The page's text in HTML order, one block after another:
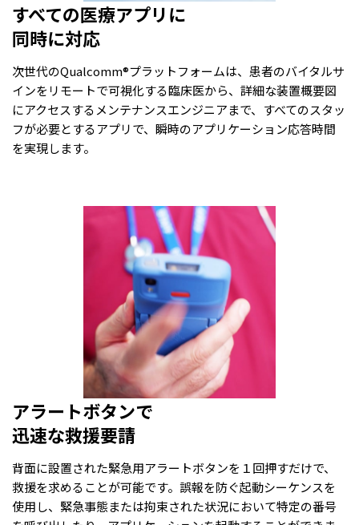
すべての医療アプリに
同時に対応
次世代のQualcomm®プラットフォームは、患者のバイタルサ
インをリモートで可視化する臨床医から、詳細な装置概要図
にアクセスするメンテナンスエンジニアまで、すべてのスタッ
フが必要とするアプリで、瞬時のアプリケーション応答時間
を実現します。
アラートボタンで
迅速な救援要請
背面に設置された緊急用アラートボタンを１回押すだけで、
救援を求めることが可能です。誤報を防ぐ起動シーケンスを
使用し、緊急事態または拘束された状況において特定の番号